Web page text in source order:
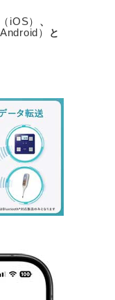
（iOS） 、
Android）
と